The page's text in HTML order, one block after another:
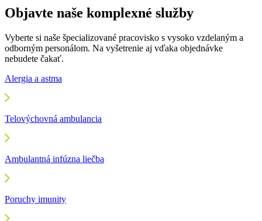
Objavte naše komplexné služby
Vyberte si naše špecializované pracovisko s vysoko vzdelaným a
odborným personálom. Na vyšetrenie aj vďaka objednávke
nebudete čakať.
Alergia a astma
Telovýchovná ambulancia
Ambulantná infúzna liečba
Poruchy imunity